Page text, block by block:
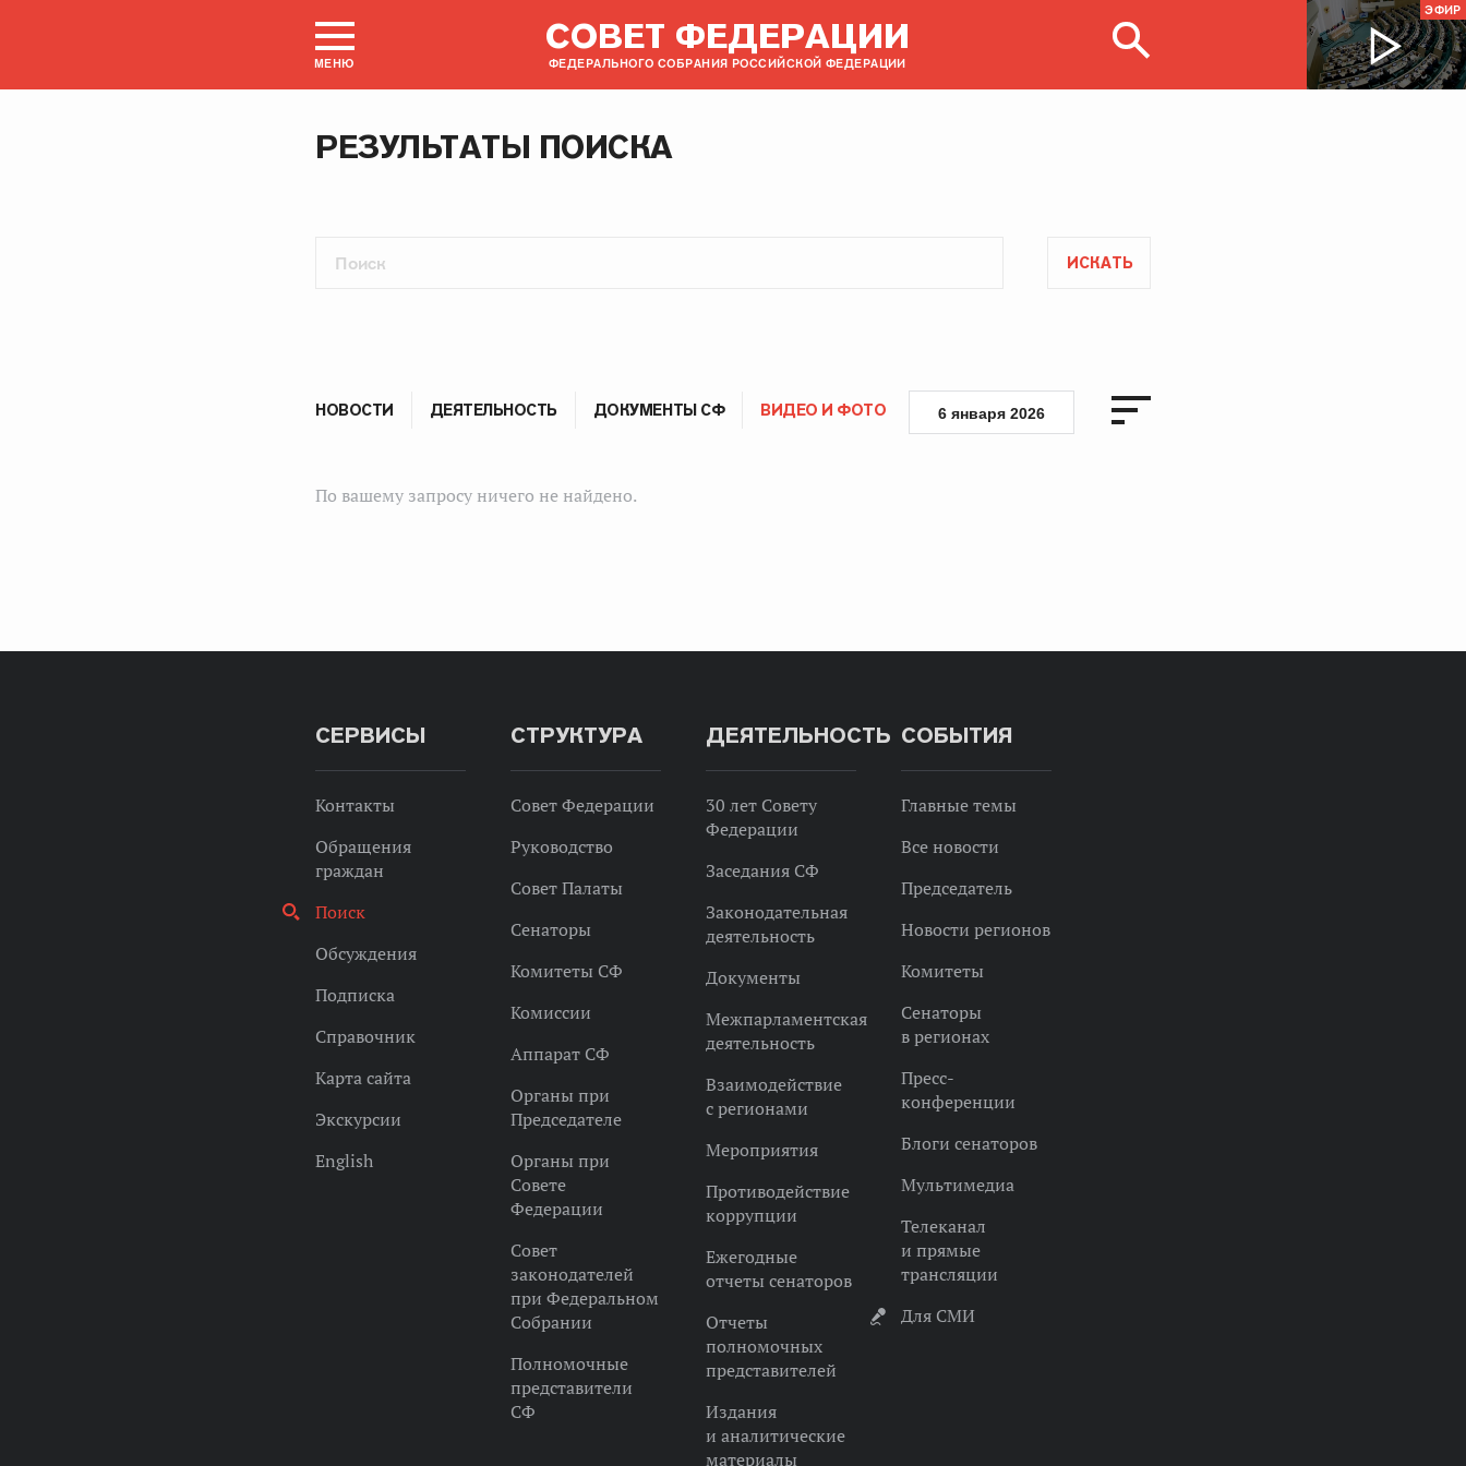
МЕНЮ
СОВЕТ ФЕДЕРАЦИИ
ФЕДЕРАЛЬНОГО СОБРАНИЯ РОССИЙСКОЙ ФЕДЕРАЦИИ
ЭФИР
РЕЗУЛЬТАТЫ ПОИСКА
ИСКАТЬ
НОВОСТИ ДЕЯТЕЛЬНОСТЬ ДОКУМЕНТЫ СФ ВИДЕО И ФОТО 6 января 2026
По вашему запросу ничего не найдено.
СЕРВИСЫ
Контакты
Обращения
граждан
Поиск
Обсуждения
Подписка
Справочник
Карта сайта
Экскурсии
English
СТРУКТУРА
Совет Федерации
Руководство
Совет Палаты
Сенаторы
Комитеты СФ
Комиссии
Аппарат СФ
Органы при
Председателе
Органы при
Совете
Федерации
Совет
законодателей
при Федеральном
Собрании
Полномочные
представители
СФ
ДЕЯТЕЛЬНОСТЬ
30 лет Совету
Федерации
Заседания СФ
Законодательная
деятельность
Документы
Межпарламентская
деятельность
Взаимодействие
с регионами
Мероприятия
Противодействие
коррупции
Ежегодные
отчеты сенаторов
Отчеты
полномочных
представителей
Издания
и аналитические
материалы
СОБЫТИЯ
Главные темы
Все новости
Председатель
Новости регионов
Комитеты
Сенаторы
в регионах
Пресс-
конференции
Блоги сенаторов
Мультимедиа
Телеканал
и прямые
трансляции
Для СМИ